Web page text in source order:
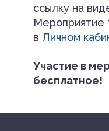
ссылку на
Мероприятие
в Личном
Участие в
бесплатное!